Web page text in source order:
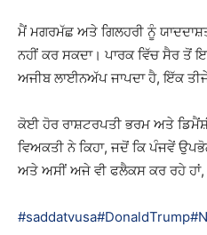
ਮੈਂ ਮਗਰਮੱਛ ਅਤੇ ਗਿਲਹਰੀ ਨੂੰ
ਨਹੀਂ ਕਰ ਸਕਦਾ। ਪਾਰਕ ਵਿੱਚ ਸੈਰ ਤੋਂ
ਅਜੀਬ ਲਾਈਨਅੱਪ ਜਾਪਦਾ ਹੈ, ਇੱਕ
ਕੋਈ ਹੋਰ ਰਾਸ਼ਟਰਪਤੀ ਭਰਮ ਅਤੇ
ਵਿਅਕਤੀ ਨੇ ਕਿਹਾ, ਜਦੋਂ ਕਿ ਪੰਜਵੇਂ
ਅਤੇ ਅਸੀਂ ਅਜੇ ਵੀ ਫਲੈਕਸ ਕਰ ਰਹੇ ਹਾਂ,
#saddatvusa#DonaldTrump